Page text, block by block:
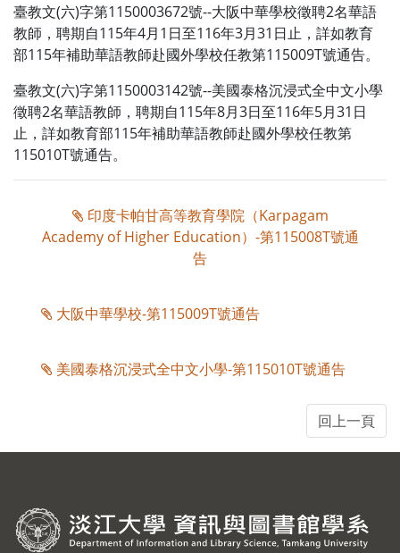
臺教文(六)字第1150003672號--大阪中華學校徵聘2名華語
教師，聘期自115年4月1日至116年3月31日止，詳如教育
部115年補助華語教師赴國外學校任教第115009T號通告。
臺教文(六)字第1150003142號--美國泰格沉浸式全中文小學
徵聘2名華語教師，聘期自115年8月3日至116年5月31日
止，詳如教育部115年補助華語教師赴國外學校任教第
115010T號通告。
印度卡帕甘高等教育學院（Karpagam
Academy of Higher Education）-第115008T號通
告
大阪中華學校-第115009T號通告
美國泰格沉浸式全中文小學-第115010T號通告